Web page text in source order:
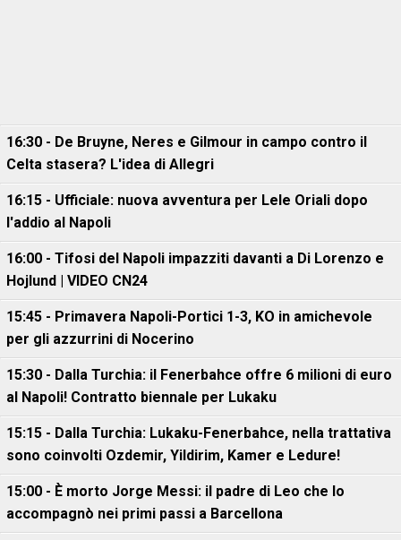
16:30 - De Bruyne, Neres e Gilmour in campo contro il
Celta stasera? L'idea di Allegri
16:15 - Ufficiale: nuova avventura per Lele Oriali dopo
l'addio al Napoli
16:00 - Tifosi del Napoli impazziti davanti a Di Lorenzo e
Hojlund | VIDEO CN24
15:45 - Primavera Napoli-Portici 1-3, KO in amichevole
per gli azzurrini di Nocerino
15:30 - Dalla Turchia: il Fenerbahce offre 6 milioni di euro
al Napoli! Contratto biennale per Lukaku
15:15 - Dalla Turchia: Lukaku-Fenerbahce, nella trattativa
sono coinvolti Ozdemir, Yildirim, Kamer e Ledure!
15:00 - È morto Jorge Messi: il padre di Leo che lo
accompagnò nei primi passi a Barcellona